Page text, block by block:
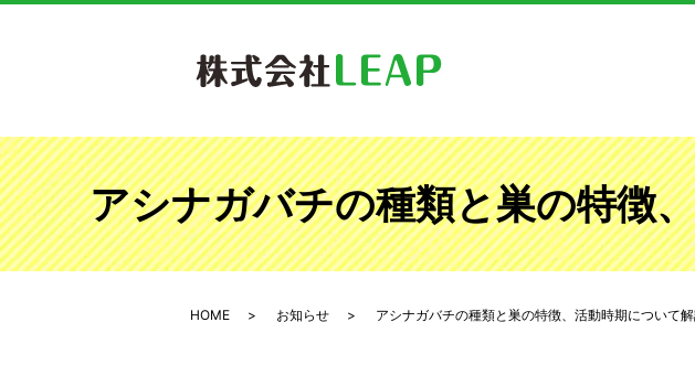
アシナガバチの種類と巣の特徴
HOME お知らせ アシナガバチの種類と巣の特徴、活動時期について